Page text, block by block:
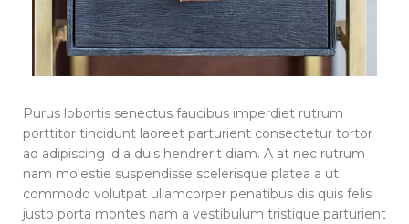
Purus lobortis senectus faucibus imperdiet rutrum
porttitor tincidunt laoreet parturient consectetur tortor
ad adipiscing id a duis hendrerit diam. A at nec rutrum
nam molestie suspendisse scelerisque platea a ut
commodo volutpat ullamcorper penatibus dis quis felis
justo porta montes nam a vestibulum tristique parturient